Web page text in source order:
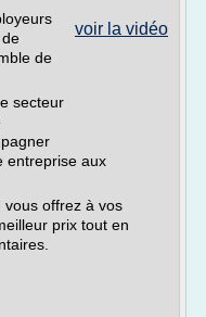
voir la vidéo
de
secteur
entreprise aux
vous offrez à vos
prix tout en